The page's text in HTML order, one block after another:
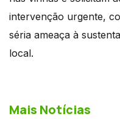
intervenção urgente,
séria ameaça à
local.
Mais Notícias